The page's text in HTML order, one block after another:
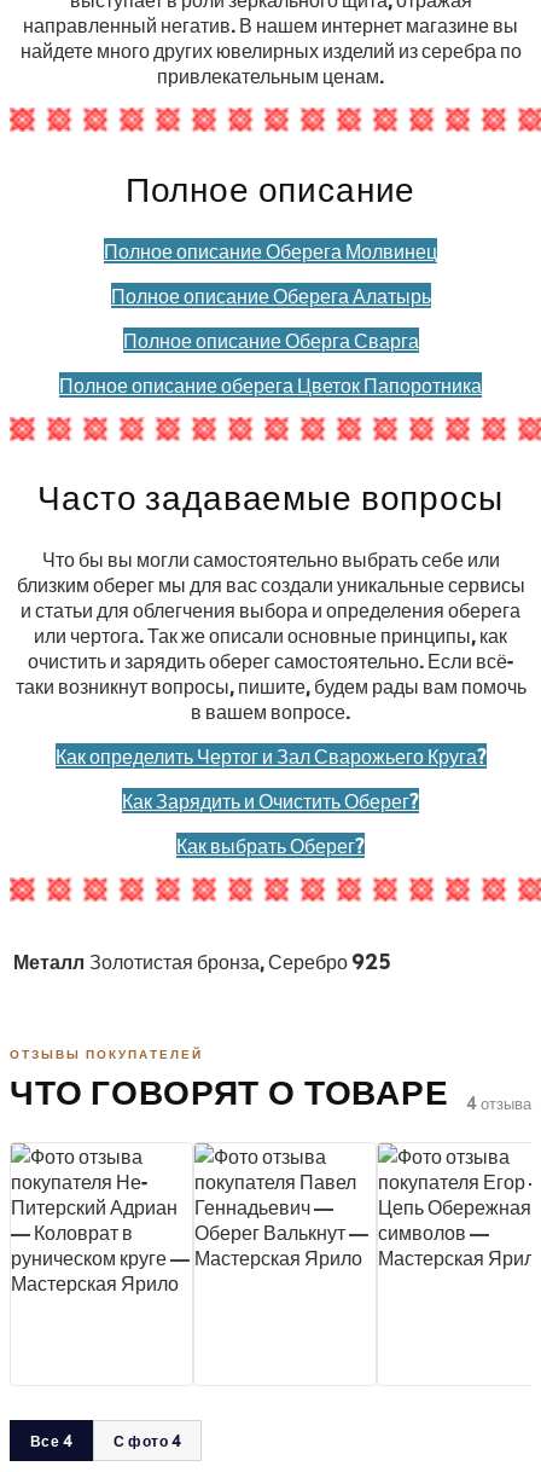
направленный негатив. В нашем интернет магазине вы
найдете много других ювелирных изделий из серебра по
привлекательным ценам.
Полное описание
Полное описание Оберега Молвинец
Полное описание Оберега Алатырь
Полное описание Оберга Сварга
Полное описание оберега Цветок Папоротника
Часто задаваемые вопросы
Что бы вы могли самостоятельно выбрать себе или
близким оберег мы для вас создали уникальные сервисы
и статьи для облегчения выбора и определения оберега
или чертога. Так же описали основные принципы, как
очистить и зарядить оберег самостоятельно. Если всё-
таки возникнут вопросы, пишите, будем рады вам помочь
в вашем вопросе.
Как определить Чертог и Зал Сварожьего Круга?
Как Зарядить и Очистить Оберег?
Как выбрать Оберег?
Металл Золотистая бронза, Серебро 925
ОТЗЫВЫ ПОКУПАТЕЛЕЙ
ЧТО ГОВОРЯТ О ТОВАРЕ 4 отзыва
Все 4 С фото 4